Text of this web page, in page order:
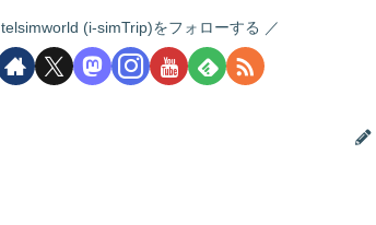
telsimworld (i-simTrip)をフォローする